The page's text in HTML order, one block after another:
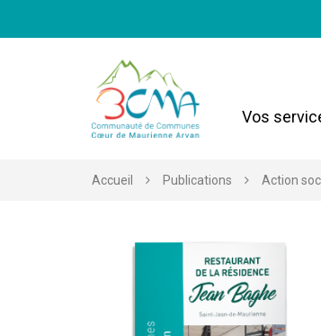
Vos
Accueil Publications Action